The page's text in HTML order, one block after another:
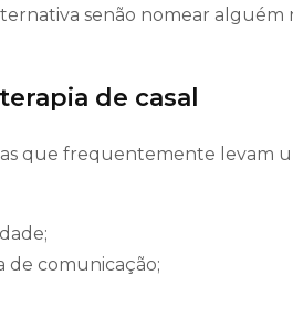
senão nomear alguém
de casal
que frequentemente levam
de comunicação;